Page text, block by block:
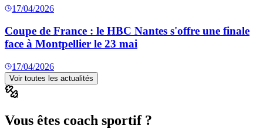
17/04/2026
Coupe de France : le HBC Nantes s'offre une finale
face à Montpellier le 23 mai
17/04/2026
Voir toutes les actualités
Vous êtes coach sportif ?